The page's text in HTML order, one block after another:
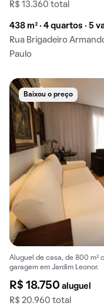
R$ 13.360 total
438 m² · 4 quartos · 5
Rua Brigadeiro
Paulo
Baixou o preço
Aluguel de casa, de 800 m²
garagem em Jardim Leonor.
R$ 18.750aluguel
R$ 20.960 total